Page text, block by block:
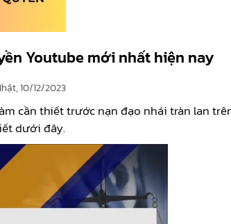
Youtube mới nhất hiện nay
10/12/2023
cần thiết trước nạn đạo nhái tràn lan
dưới đây.